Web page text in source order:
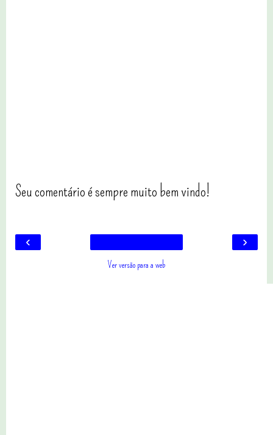
Seu comentário é sempre muito bem vindo!
‹ ›
Ver versão para a web